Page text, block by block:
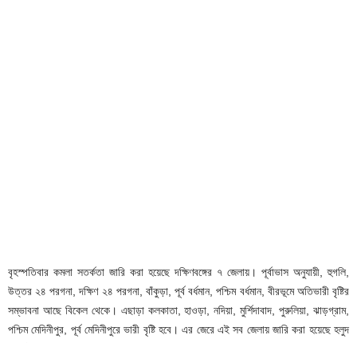
বৃহস্পতিবার কমলা সতর্কতা জারি করা হয়েছে দক্ষিণবঙ্গের ৭ জেলায়। পূর্বাভাস অনুযায়ী, হুগলি,
উত্তর ২৪ পরগনা, দক্ষিণ ২৪ পরগনা, বাঁকুড়া, পূর্ব বর্ধমান, পশ্চিম বর্ধমান, বীরভূমে অতিভারী বৃষ্টির
সম্ভাবনা আছে বিকেল থেকে। এছাড়া কলকাতা, হাওড়া, নদিয়া, মুর্শিদাবাদ, পুরুলিয়া, ঝাড়গ্রাম,
পশ্চিম মেদিনীপুর, পূর্ব মেদিনীপুরে ভারী বৃষ্টি হবে। এর জেরে এই সব জেলায় জারি করা হয়েছে হলুদ